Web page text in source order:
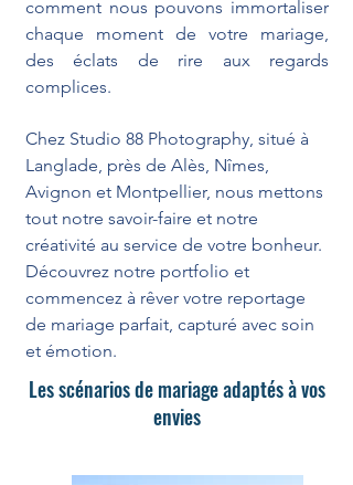
comment nous pouvons immortaliser
chaque moment de votre mariage,
des éclats de rire aux regards
complices.
Chez Studio 88 Photography, situé à
Langlade, près de Alès, Nîmes,
Avignon et Montpellier, nous mettons
tout notre savoir-faire et notre
créativité au service de votre bonheur.
Découvrez notre portfolio et
commencez à rêver votre reportage
de mariage parfait, capturé avec soin
et émotion.
Les scénarios de mariage adaptés à vos
envies